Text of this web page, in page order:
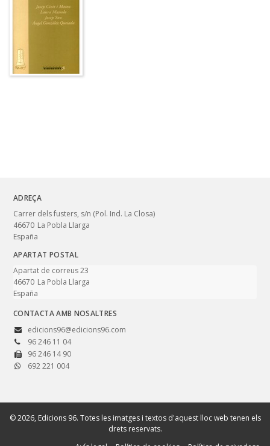
ADREÇA
Carrer dels fusters, s/n (Pol. Ind. La Closa)
46670 La Pobla Llarga
España
APARTAT POSTAL
Apartat de correus 23
46670 La Pobla Llarga
España
CONTACTA AMB NOSALTRES
edicions96@edicions96.com
96 246 11 04
96 246 14 90
692 221 004
© 2026, Edicions 96. Totes les imatges i textos d'aquest lloc web tenen els
drets reservats.